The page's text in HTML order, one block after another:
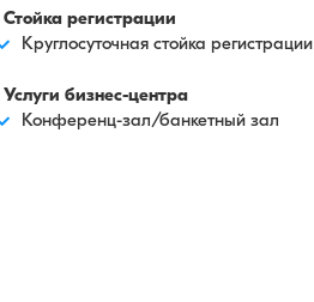
Стойка регистрации
Круглосуточная стойка регистрации
Услуги бизнес-центра
Конференц-зал/банкетный зал